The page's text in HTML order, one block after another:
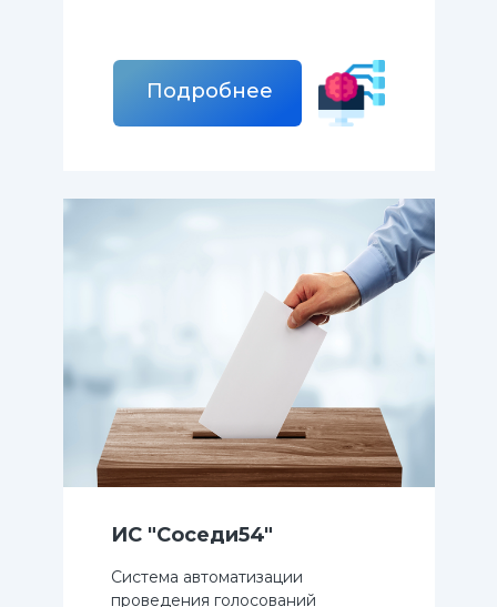
Подробнее
ИС "Соседи54"
Система автоматизации
проведения голосований